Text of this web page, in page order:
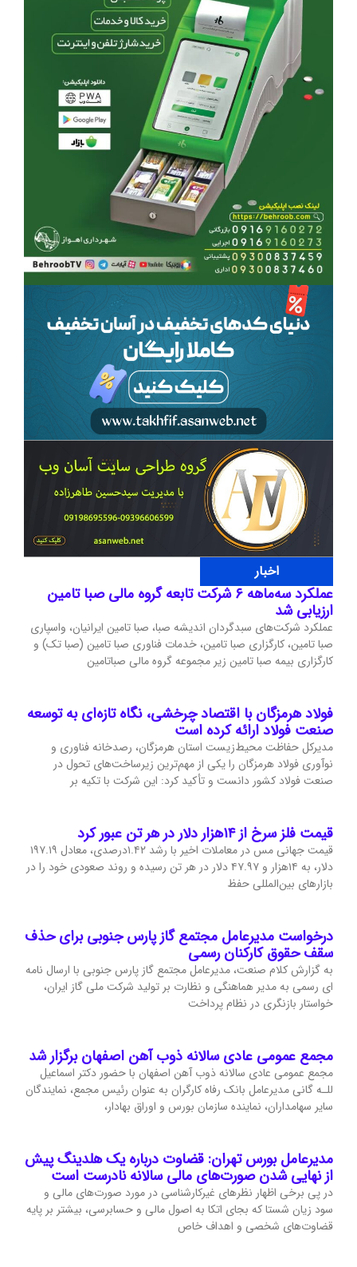
اخبار
عملکرد سه‌ماهه ۶ شرکت‌ تابعه گروه مالی صبا تامین
ارزیابی شد
عملکرد شرکت‌های سبدگردان اندیشه صبا، صبا تامین ایرانیان، واسپاری
صبا تامین، کارگزاری صبا تامین، خدمات فناوری صبا تامین (صبا تک) و
کارگزاری بیمه صبا تامین زیر مجموعه گروه مالی صباتامین
فولاد هرمزگان با اقتصاد چرخشی، نگاه تازه‌ای به توسعه
صنعت فولاد ارائه کرده است
مدیرکل حفاظت محیط‌زیست استان هرمزگان، رصدخانه فناوری و
نوآوری فولاد هرمزگان را یکی از مهم‌ترین زیرساخت‌های تحول در
صنعت فولاد کشور دانست و تأکید کرد: این شرکت با تکیه بر
قیمت فلز سرخ از ۱۴هزار دلار در هر تن عبور کرد
قیمت جهانی مس در معاملات اخیر با رشد ۱.۴۲درصدی، معادل ۱۹۷.۱۹
دلار، به ۱۴هزار و ۴۷.۹۷ دلار در هر تن رسیده و روند صعودی خود را در
بازارهای بین‌المللی حفظ
درخواست مدیرعامل مجتمع گاز پارس جنوبی برای حذف
سقف حقوق کارکنان رسمی
به گزارش کلام صنعت، مدیرعامل مجتمع گاز پارس جنوبی با ارسال نامه
ای رسمی به مدیر هماهنگی و نظارت بر تولید شرکت ملی گاز ایران،
خواستار بازنگری در نظام پرداخت
مجمع عمومی عادی سالانه ذوب آهن اصفهان برگزار شد
مجمع عمومی عادی سالانه ذوب آهن اصفهان با حضور دکتر اسماعیل
للـه گانی مدیرعامل بانک رفاه کارگران به عنوان رئیس مجمع، نمایندگان
سایر سهامداران، نماینده سازمان بورس و اوراق بهادار،
مدیرعامل بورس تهران: قضاوت درباره یک هلدینگ پیش
از نهایی شدن صورت‌های مالی سالانه نادرست است
در پی برخی اظهار نظرهای غیرکارشناسی در مورد صورت‌های مالی و
سود زیان شستا که بجای اتکا به اصول مالی و حسابرسی، بیشتر بر پایه
قضاوت‌‌های شخصی و اهداف خاص